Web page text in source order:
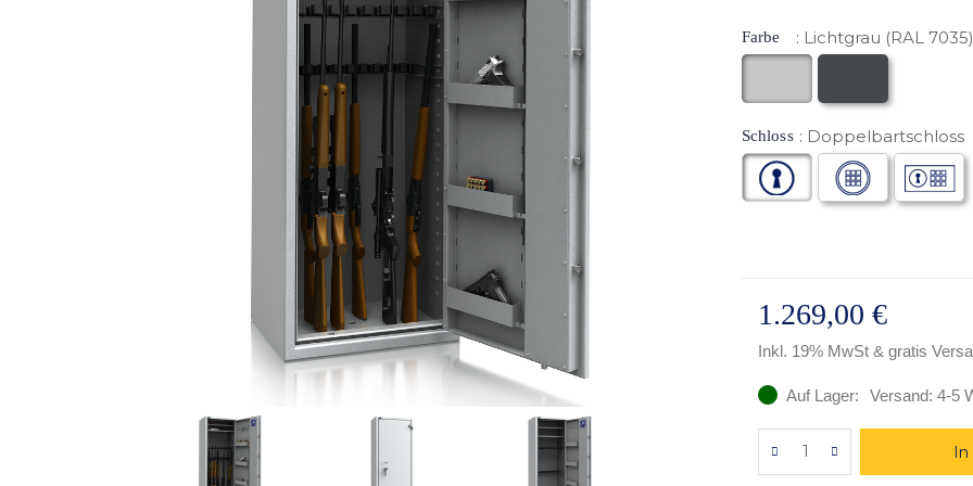
Farbe Lichtgrau (RAL 7035)
Schloss Doppelbartschloss
1.269,00 €
Inkl. 19% MwSt& gratis
Auf Lager: Versand: 4-5